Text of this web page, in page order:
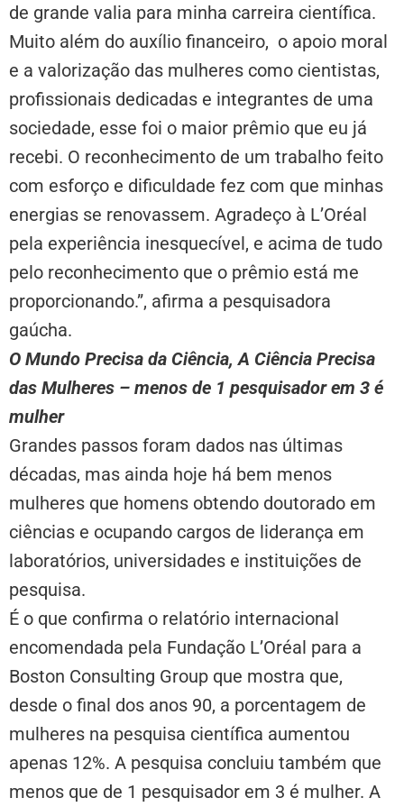
de grande valia para minha carreira científica.
Muito além do auxílio financeiro, o apoio moral
e a valorização das mulheres como cientistas,
profissionais dedicadas e integrantes de uma
sociedade, esse foi o maior prêmio que eu já
recebi. O reconhecimento de um trabalho feito
com esforço e dificuldade fez com que minhas
energias se renovassem. Agradeço à L’Oréal
pela experiência inesquecível, e acima de tudo
pelo reconhecimento que o prêmio está me
proporcionando.”, afirma a pesquisadora
gaúcha.
O Mundo Precisa da Ciência, A Ciência Precisa
das Mulheres – menos de 1 pesquisador em 3 é
mulher
Grandes passos foram dados nas últimas
décadas, mas ainda hoje há bem menos
mulheres que homens obtendo doutorado em
ciências e ocupando cargos de liderança em
laboratórios, universidades e instituições de
pesquisa.
É o que confirma o relatório internacional
encomendada pela Fundação L’Oréal para a
Boston Consulting Group que mostra que,
desde o final dos anos 90, a porcentagem de
mulheres na pesquisa científica aumentou
apenas 12%. A pesquisa concluiu também que
menos que de 1 pesquisador em 3 é mulher. A